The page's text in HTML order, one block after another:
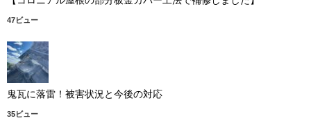
47ビュー
鬼瓦に落雷！被害状況と今後の対応
35ビュー